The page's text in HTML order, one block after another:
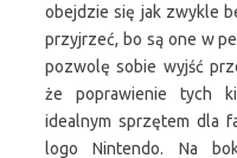
obejdzie się jak zwykle
przyjrzeć, bo są one w
pozwolę sobie wyjść
że poprawienie tych
idealnym sprzętem dla
logo Nintendo. Na